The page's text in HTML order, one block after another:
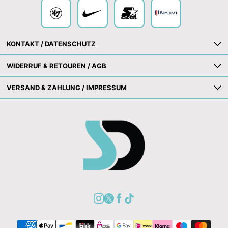
KONTAKT / DATENSCHUTZ
WIDERRUF & RETOUREN / AGB
VERSAND & ZAHLUNG / IMPRESSUM